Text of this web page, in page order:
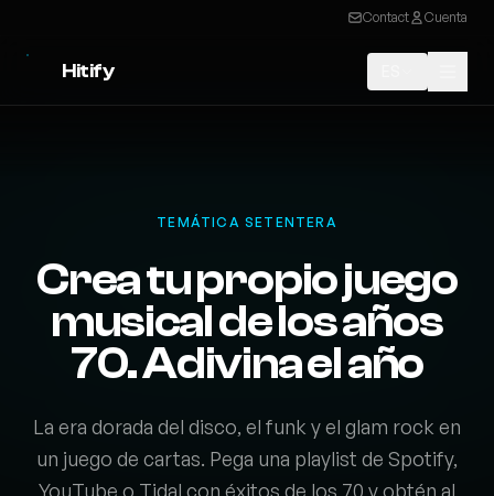
Contact Cuenta
Hitify
TEMÁTICA SETENTERA
Crea tu propio juego
musical de los años
70. Adivina el año
La era dorada del disco, el funk y el glam rock en
un juego de cartas. Pega una playlist de Spotify,
YouTube o Tidal con éxitos de los 70 y obtén al